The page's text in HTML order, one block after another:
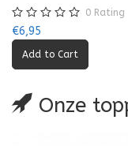
0 Rating
€6,95
Onze